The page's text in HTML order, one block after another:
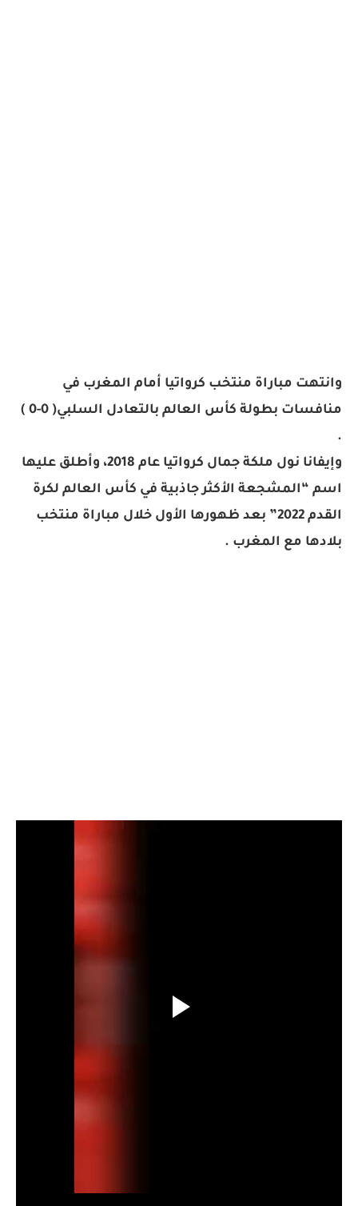
وانتهت مباراة منتخب كرواتيا أمام المغرب في
منافسات بطولة كأس العالم بالتعادل السلبي( 0-0 )
.
وإيفانا نول ملكة جمال كرواتيا عام 2018، وأطلق عليها
اسم “المشجعة الأكثر جاذبية في كأس العالم لكرة
القدم 2022” بعد ظهورها الأول خلال مباراة منتخب
بلادها مع المغرب .